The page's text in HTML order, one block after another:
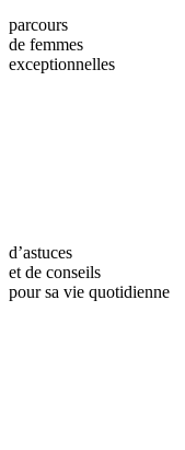
parcours
de femmes
exceptionnelles
d’astuces
et de conseils
pour sa vie quotidienne